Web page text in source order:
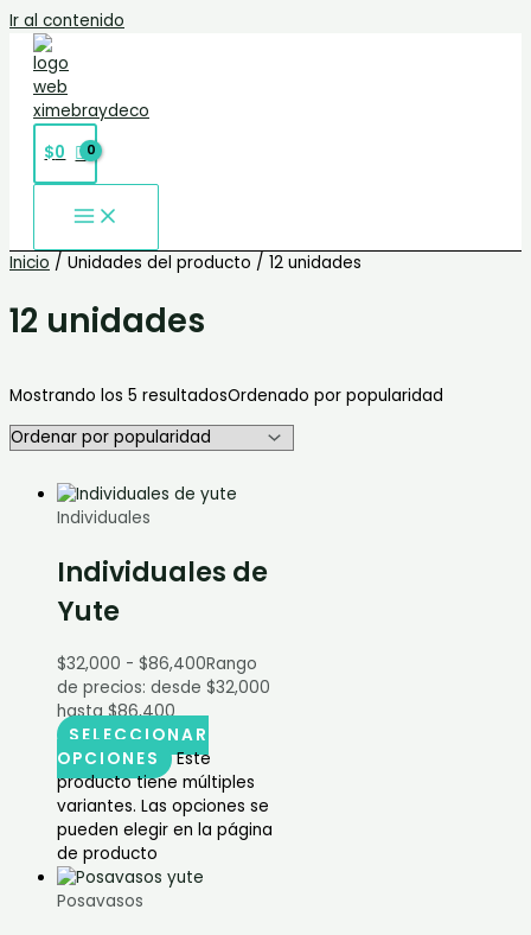
Ir al contenido
$0
Inicio / Unidades del producto / 12 unidades
12 unidades
Mostrando los 5 resultadosOrdenado por popularidad
Individuales
Individuales de
Yute
$32,000 - $86,400Rango
de precios: desde $32,000
hasta $86,400
SELECCIONAR
OPCIONES
Este
producto tiene múltiples
variantes. Las opciones se
pueden elegir en la página
de producto
Posavasos